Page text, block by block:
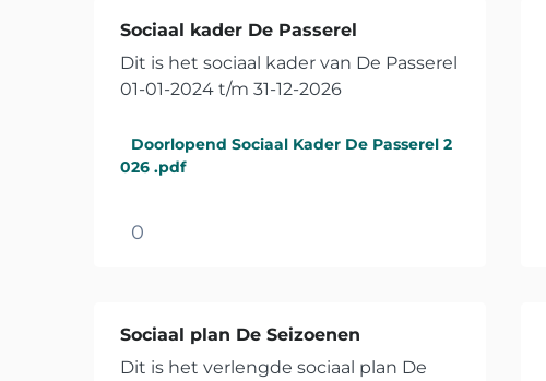
Sociaal kader De Passerel
Dit is het sociaal kader van De Passerel
01-01-2024 t/m 31-12-2026
Doorlopend Sociaal Kader De Passerel 2
026 .pdf
0
Sociaal plan De Seizoenen
Dit is het verlengde sociaal plan De